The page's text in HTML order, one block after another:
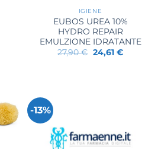
IGIENE
EUBOS UREA 10%
HYDRO REPAIR
EMULZIONE IDRATANTE
27,90€ Il
prezzo
24,61 €Il
-13%